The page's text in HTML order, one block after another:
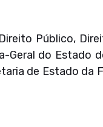
Público,
do Estado
de Estado da